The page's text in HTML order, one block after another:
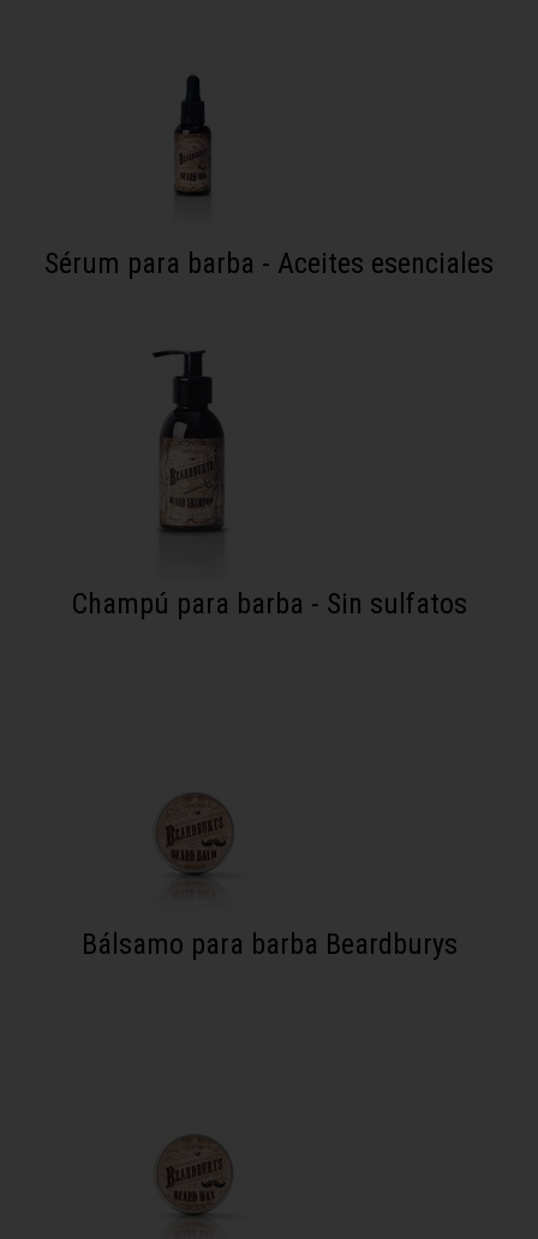
Sérum para barba - Aceites esenciales
Champú para barba - Sin sulfatos
Bálsamo para barba Beardburys